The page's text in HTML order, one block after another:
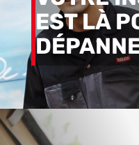
EST LÀ